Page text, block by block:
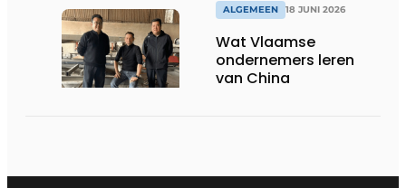
ALGEMEEN 18 JUNI 2026
Wat Vlaamse
ondernemers leren
van China